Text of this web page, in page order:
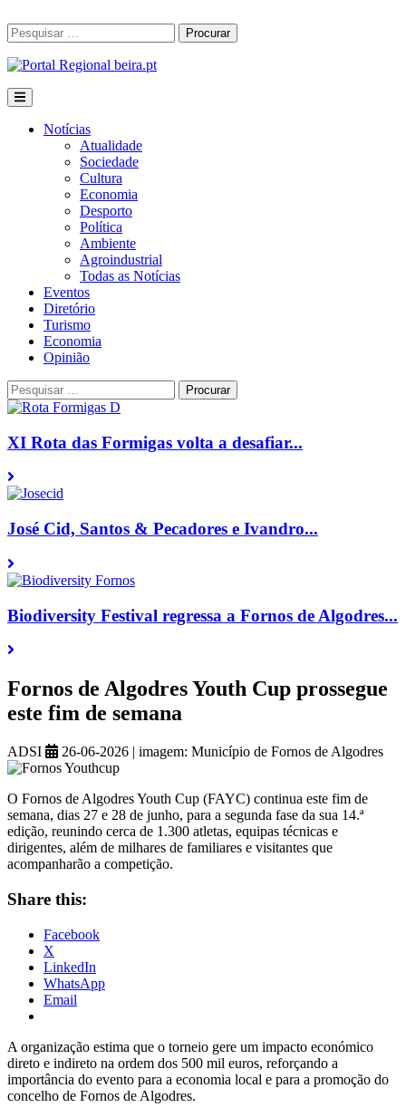
to
content
Procurar
por:
Procurar
Notícias
Atualidade
Sociedade
Cultura
Economia
Desporto
Política
Ambiente
Agroindustrial
Todas as Notícias
Eventos
Diretório
Turismo
Economia
Opinião
Procurar
por:
Procurar
XI Rota das Formigas volta a desafiar...
José Cid, Santos & Pecadores e Ivandro...
Biodiversity Festival regressa a Fornos de Algodres...
Fornos de Algodres Youth Cup prossegue
este fim de semana
ADSI 26-06-2026 | imagem: Município de Fornos de Algodres
O Fornos de Algodres Youth Cup (FAYC) continua este fim de
semana, dias 27 e 28 de junho, para a segunda fase da sua 14.ª
edição, reunindo cerca de 1.300 atletas, equipas técnicas e
dirigentes, além de milhares de familiares e visitantes que
acompanharão a competição.
Share this:
Facebook
X
LinkedIn
WhatsApp
Email
A organização estima que o torneio gere um impacto económico
direto e indireto na ordem dos 500 mil euros, reforçando a
importância do evento para a economia local e para a promoção do
concelho de Fornos de Algodres.